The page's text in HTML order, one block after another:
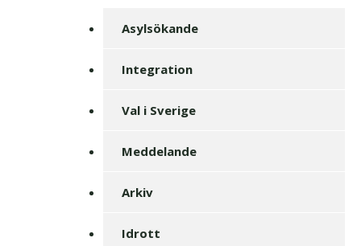
Asylsökande
Integration
Val i Sverige
Meddelande
Arkiv
Idrott